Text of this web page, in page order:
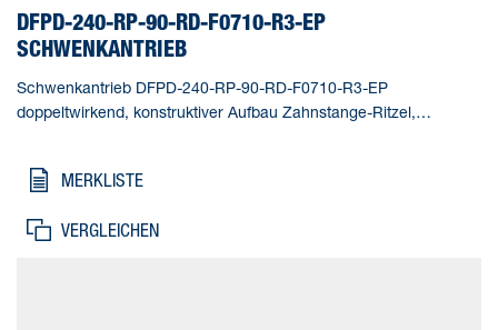
DFPD-240-RP-90-RD-F0710-R3-EP
SCHWENKANTRIEB
Schwenkantrieb DFPD-240-RP-90-RD-F0710-R3-EP
doppeltwirkend, konstruktiver Aufbau Zahnstange-Ritzel,
Normanschluss zur Armatur ISO 5211, Epoxyd beschichtet,
Flanschbohrbild=F0710, Schwenkwinkel=90 deg, Verstellbereich
MERKLISTE
VERGLEICHEN